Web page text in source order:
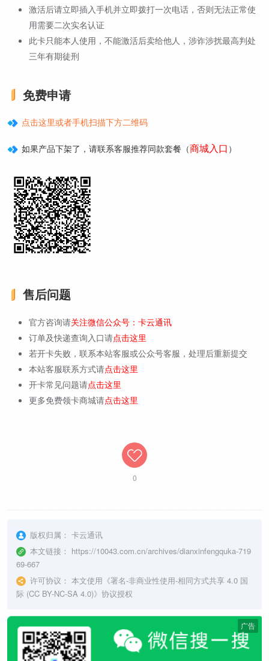
激活后请立即插入手机并立即拨打一次电话，否则无法正常使
用需要二次实名认证
此卡只能本人使用，不能激活后卖给他人，涉诈涉扰最高判处
三年有期徒刑
免费申请
点击这里或者手机扫描下方二维码
如果产品下架了，请联系客服推荐同款套餐（商城入口 ）
售后问题
官方咨询请关注微信公众号：卡云通讯
订单及快递查询入口请点击这里
若开卡失败，联系本站客服或公众号客服，处理后重新提交
本站客服联系方式请点击这里
开卡常见问题请点击这里
更多免费领卡商城请点击这里
0
版权归属： 卡云通讯
本文链接： https://10043.com.cn/archives/dianxinfengquka-719
69-667
许可协议： 本文使用《署名-非商业性使用-相同方式共享 4.0 国
际 (CC BY-NC-SA 4.0)》协议授权
广告